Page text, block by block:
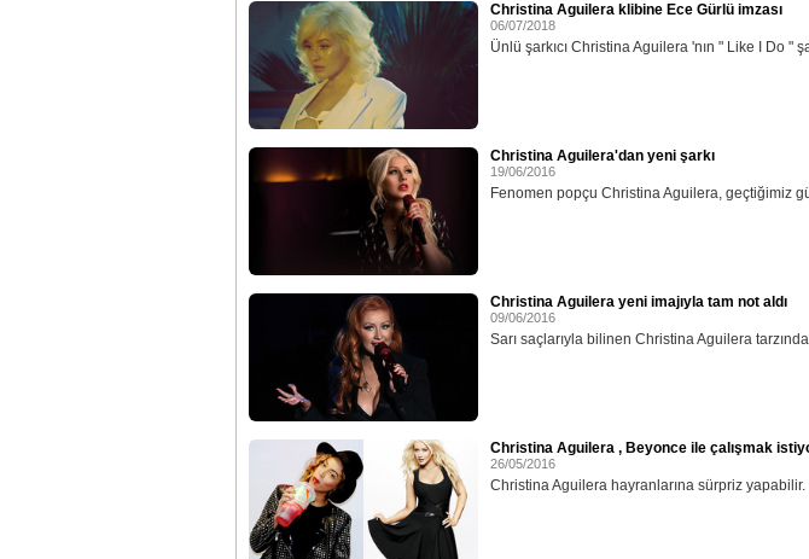
Christina Aguilera klibine Ece Gürlü imzası
06/07/2018
Ünlü şarkıcı Christina Aguilera 'nın " Like I Do "
Christina Aguilera'dan yeni şarkı
19/06/2016
Fenomen popçu Christina Aguilera, geçtiğimiz
Christina Aguilera yeni imajıyla tam not aldı
09/06/2016
Sarı saçlarıyla bilinen Christina Aguilera
Christina Aguilera , Beyonce ile çalışmak
26/05/2016
Christina Aguilera hayranlarına sürpriz yapabilir.